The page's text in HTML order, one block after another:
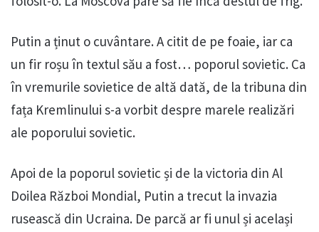
Putin a ținut o cuvântare. A citit de pe foaie, iar ca
un fir roșu în textul său a fost… poporul sovietic. Ca
în vremurile sovietice de altă dată, de la tribuna din
fața Kremlinului s-a vorbit despre marele realizări
ale poporului sovietic.
Apoi de la poporul sovietic și de la victoria din Al
Doilea Război Mondial, Putin a trecut la invazia
rusească din Ucraina. De parcă ar fi unul și același